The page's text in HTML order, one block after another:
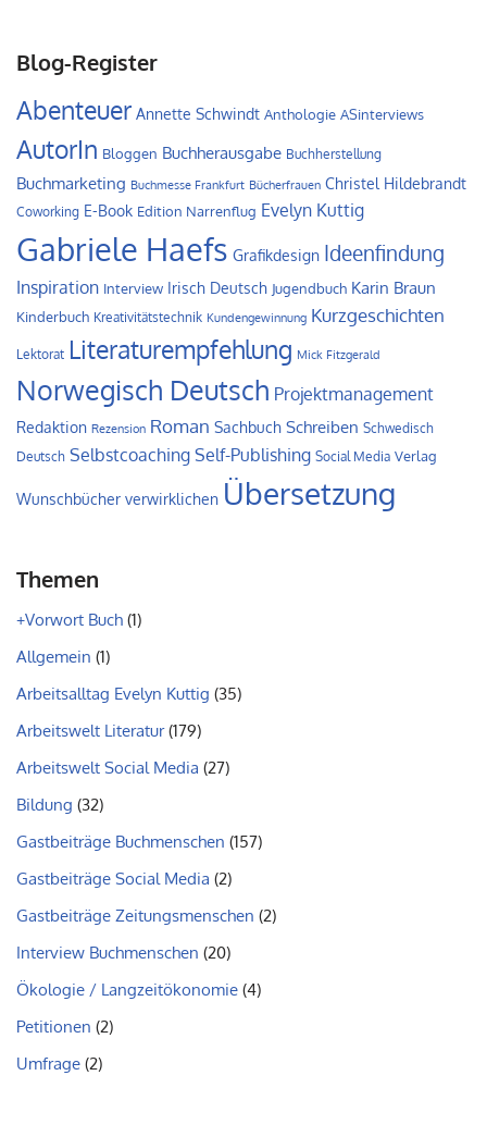
Blog-Register
Abenteuer Annette Schwindt Anthologie ASinterviews
AutorIn Bloggen Buchherausgabe Buchherstellung
Buchmarketing Buchmesse Frankfurt Bücherfrauen Christel Hildebrandt
Coworking E-Book Edition Narrenflug Evelyn Kuttig
Gabriele Haefs Grafikdesign Ideenfindung
Inspiration Interview Irisch Deutsch Jugendbuch Karin Braun
Kinderbuch Kreativitätstechnik Kundengewinnung Kurzgeschichten
Lektorat Literaturempfehlung Mick Fitzgerald
Norwegisch Deutsch Projektmanagement
Redaktion Rezension Roman Sachbuch Schreiben Schwedisch
Deutsch Selbstcoaching Self-Publishing Social Media Verlag
Wunschbücher verwirklichen Übersetzung
Themen
+Vorwort Buch (1)
Allgemein (1)
Arbeitsalltag Evelyn Kuttig (35)
Arbeitswelt Literatur(179)
Arbeitswelt Social Media (27)
Bildung (32)
Gastbeiträge Buchmenschen (157)
Gastbeiträge Social Media (2)
Gastbeiträge Zeitungsmenschen (2)
Interview Buchmenschen (20)
Ökologie / Langzeitökonomie (4)
Petitionen (2)
Umfrage (2)